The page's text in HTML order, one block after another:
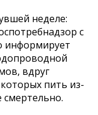
неделе:
с
информирует
вдруг
пить из-
смертельно.